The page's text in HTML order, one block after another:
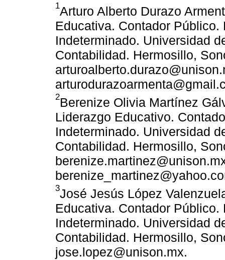
1Arturo Alberto Durazo
Educativa. Contador
Indeterminado. Universidad
Contabilidad. Hermosillo,
2Berenize Olivia Martínez
Liderazgo Educativo.
Indeterminado. Universidad
Contabilidad. Hermosillo,
3José Jesús López
Educativa. Contador
Indeterminado. Universidad
Contabilidad. Hermosillo,
jose.lopez@unison.mx.